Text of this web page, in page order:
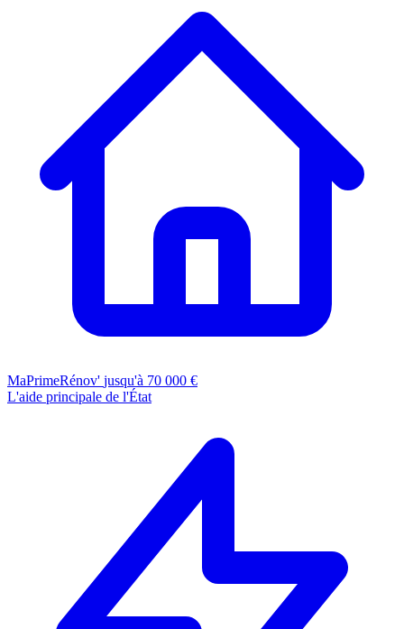
MaPrimeRénov' jusqu'à 70 000 €
L'aide principale de l'État